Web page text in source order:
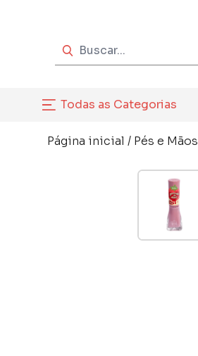
Todas as Categorias
Página inicial / Pés e Mãos